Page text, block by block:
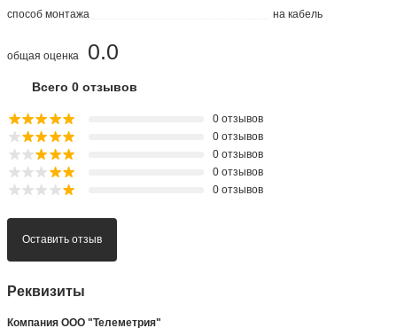
способ монтажа
на кабель
0.0
общая оценка
Всего 0 отзывов
0 отзывов
0 отзывов
0 отзывов
0 отзывов
0 отзывов
Оставить отзыв
Реквизиты
Компания ООО "Телеметрия"